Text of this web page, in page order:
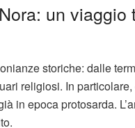
un viaggio
storiche: dalle
religiosi. In
in epoca protosarda.